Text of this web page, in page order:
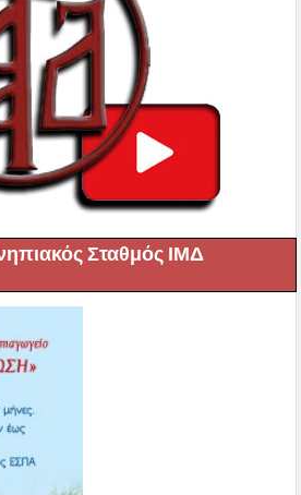
Σταθμός ΙΜΔ